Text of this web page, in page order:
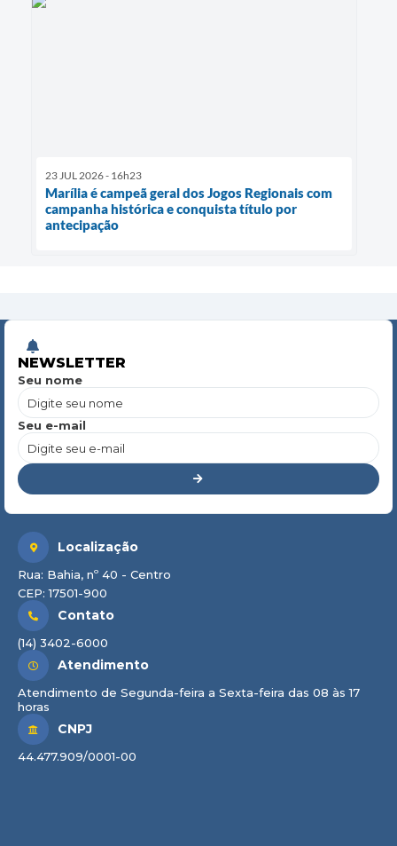
23 JUL 2026 - 16h23
Marília é campeã geral dos Jogos Regionais com
campanha histórica e conquista título por
antecipação
NEWSLETTER
Seu nome
Seu e-mail
Localização
Rua: Bahia, nº 40 - Centro
CEP: 17501-900
Contato
(14) 3402-6000
Atendimento
Atendimento de Segunda-feira a Sexta-feira das 08 às 17
horas
CNPJ
44.477.909/0001-00